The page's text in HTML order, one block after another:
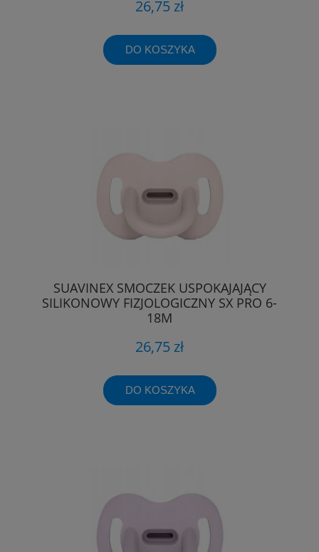
26,75 zł
DO KOSZYKA
SUAVINEX SMOCZEK USPOKAJAJĄCY
SILIKONOWY FIZJOLOGICZNY SX PRO 6-
18M
26,75 zł
DO KOSZYKA